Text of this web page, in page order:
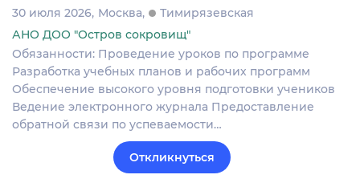
30 июля 2026 Москва
Тимирязевская
АНО ДОО "Остров сокровищ"
Обязанности: Проведение уроков по программе
Разработка учебных планов и рабочих программ
Обеспечение высокого уровня подготовки учеников
Ведение электронного журнала Предоставление
обратной связи по успеваемости…
Откликнуться